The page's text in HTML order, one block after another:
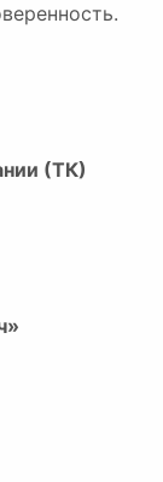
(ТК)